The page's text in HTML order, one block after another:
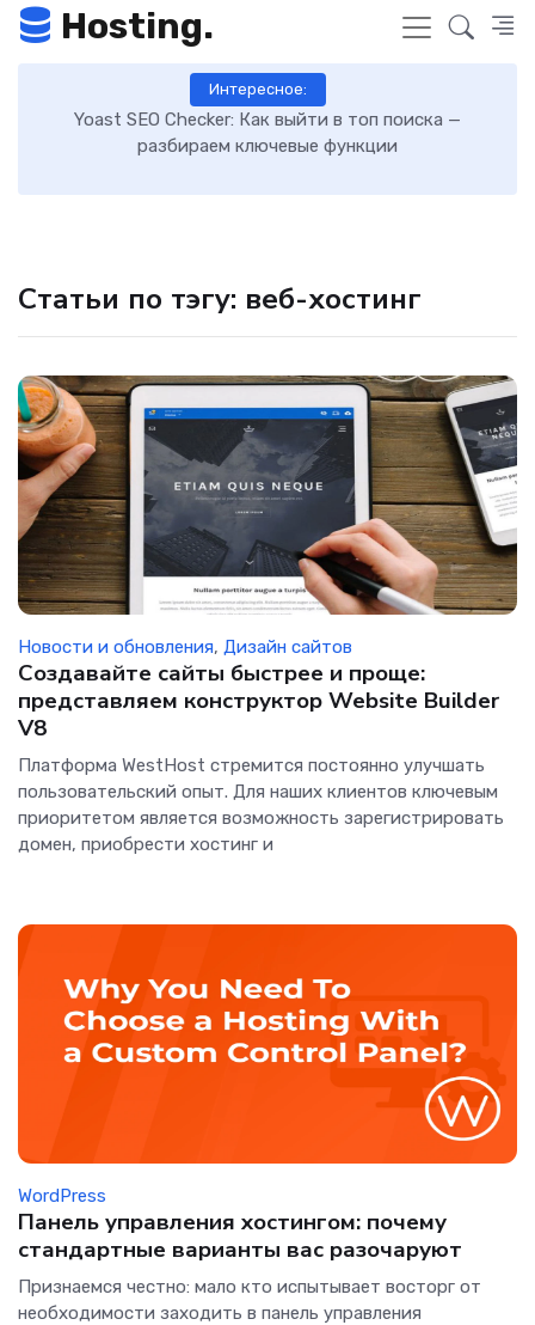
Hosting.
Интересное:
Yoast SEO Checker: Как выйти в топ поиска —
разбираем ключевые функции
Статьи по тэгу: веб-хостинг
Новости и обновления, Дизайн сайтов
Создавайте сайты быстрее и проще:
представляем конструктор Website Builder
V8
Платформа WestHost стремится постоянно улучшать
пользовательский опыт. Для наших клиентов ключевым
приоритетом является возможность зарегистрировать
домен, приобрести хостинг и
WordPress
Панель управления хостингом: почему
стандартные варианты вас разочаруют
Признаемся честно: мало кто испытывает восторг от
необходимости заходить в панель управления